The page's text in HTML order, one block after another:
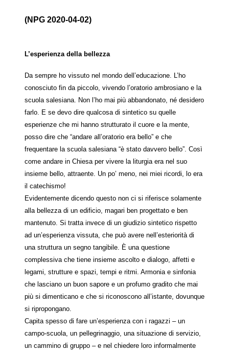
(NPG 2020-04-02)
L’esperienza della bellezza
Da sempre ho vissuto nel mondo dell’educazione. L’ho
conosciuto fin da piccolo, vivendo l’oratorio ambrosiano e la
scuola salesiana. Non l’ho mai più abbandonato, né desidero
farlo. E se devo dire qualcosa di sintetico su quelle
esperienze che mi hanno strutturato il cuore e la mente,
posso dire che “andare all’oratorio era bello” e che
frequentare la scuola salesiana “è stato davvero bello”. Così
come andare in Chiesa per vivere la liturgia era nel suo
insieme bello, attraente. Un po’ meno, nei miei ricordi, lo era
il catechismo!
Evidentemente dicendo questo non ci si riferisce solamente
alla bellezza di un edificio, magari ben progettato e ben
mantenuto. Si tratta invece di un giudizio sintetico rispetto
ad un’esperienza vissuta, che può avere nell’esteriorità di
una struttura un segno tangibile. È una questione
complessiva che tiene insieme ascolto e dialogo, affetti e
legami, strutture e spazi, tempi e ritmi. Armonia e sinfonia
che lasciano un buon sapore e un profumo gradito che mai
più si dimenticano e che si riconoscono all’istante, dovunque
si ripropongano.
Capita spesso di fare un’esperienza con i ragazzi – un
campo-scuola, un pellegrinaggio, una situazione di servizio,
un cammino di gruppo – e nel chiedere loro informalmente